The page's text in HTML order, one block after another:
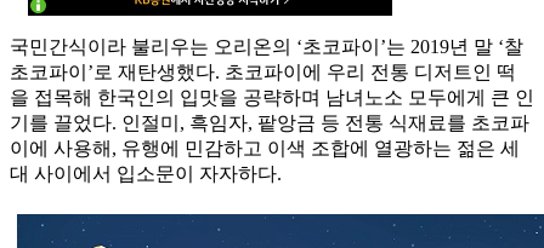
국민간식이라 불리우는 오리온의 ‘초코파이’는 2019년 말 ‘찰
초코파이’로 재탄생했다. 초코파이에 우리 전통 디저트인 떡
을 접목해 한국인의 입맛을 공략하며 남녀노소 모두에게 큰 인
기를 끌었다. 인절미, 흑임자, 팥앙금 등 전통 식재료를 초코파
이에 사용해, 유행에 민감하고 이색 조합에 열광하는 젊은 세
대 사이에서 입소문이 자자하다.